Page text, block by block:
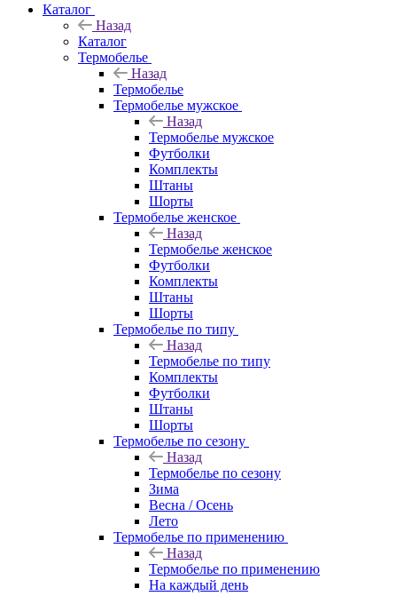
Каталог
Назад
Каталог
Термобелье
Назад
Термобелье
Термобелье мужское
Назад
Термобелье мужское
Футболки
Комплекты
Штаны
Шорты
Термобелье женское
Назад
Термобелье женское
Футболки
Комплекты
Штаны
Шорты
Термобелье по типу
Назад
Термобелье по типу
Комплекты
Футболки
Штаны
Шорты
Термобелье по сезону
Назад
Термобелье по сезону
Зима
Весна / Осень
Лето
Термобелье по применению
Назад
Термобелье по применению
На каждый день